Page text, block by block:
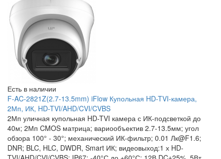
Есть в наличии
F-AC-2821Z(2.7-13.5mm) iFlow Купольная HD-TVI-камера,
2Мп, ИК, HD-TVI/AHD/CVI/CVBS
2Мп уличная купольная HD-TVI камера с ИК-подсветкой до
40м; 2Мп CMOS матрица; вариообъектив 2.7-13.5мм; угол
обзора 100° - 30°; механический ИК-фильтр; 0.01 Лк@F1.6;
DNR; BLC, HLC, DWDR, Smart ИК; видеовыход:1 х HD-